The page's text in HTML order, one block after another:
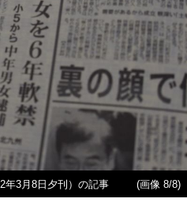
年3月8日夕刊）の記事 (画像 8/8)